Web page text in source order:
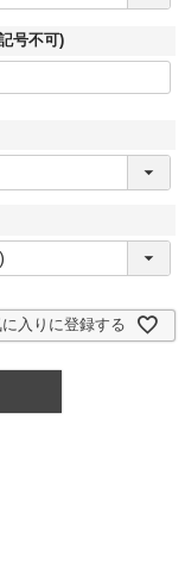
号不可)
に入りに登録する